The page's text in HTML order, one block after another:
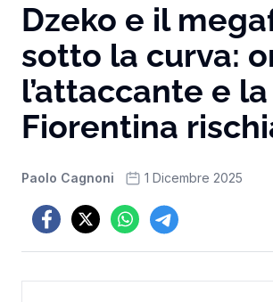
Dzeko e il
sotto la curva:
l’attaccante e la
Fiorentina
Paolo Cagnoni 1 Dicembre 2025